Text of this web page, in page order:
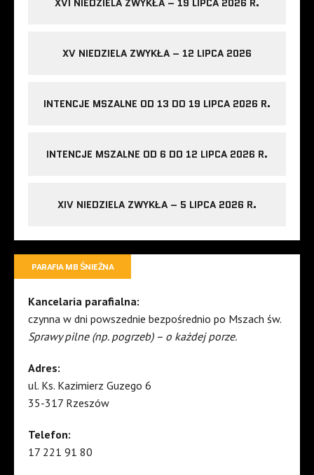
XV NIEDZIELA ZWYKŁA – 12 LIPCA 2026
INTENCJE MSZALNE OD 13 DO 19 LIPCA 2026 R.
INTENCJE MSZALNE OD 6 DO 12 LIPCA 2026 R.
XIV NIEDZIELA ZWYKŁA – 5 LIPCA 2026 R.
PARAFIA MB ŚNIEŻNA
Kancelaria parafialna:
czynna w dni powszednie bezpośrednio po Mszach św.
Sprawy pilne (np. pogrzeb) – o każdej porze.
Adres:
ul. Ks. Kazimierz Guzego 6
35-317 Rzeszów
Telefon:
17 221 91 80